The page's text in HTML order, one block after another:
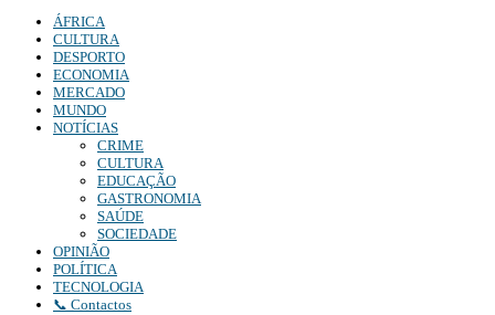
ÁFRICA
CULTURA
DESPORTO
ECONOMIA
MERCADO
MUNDO
NOTÍCIAS
CRIME
CULTURA
EDUCAÇÃO
GASTRONOMIA
SAÚDE
SOCIEDADE
OPINIÃO
POLÍTICA
TECNOLOGIA
📞 Contactos